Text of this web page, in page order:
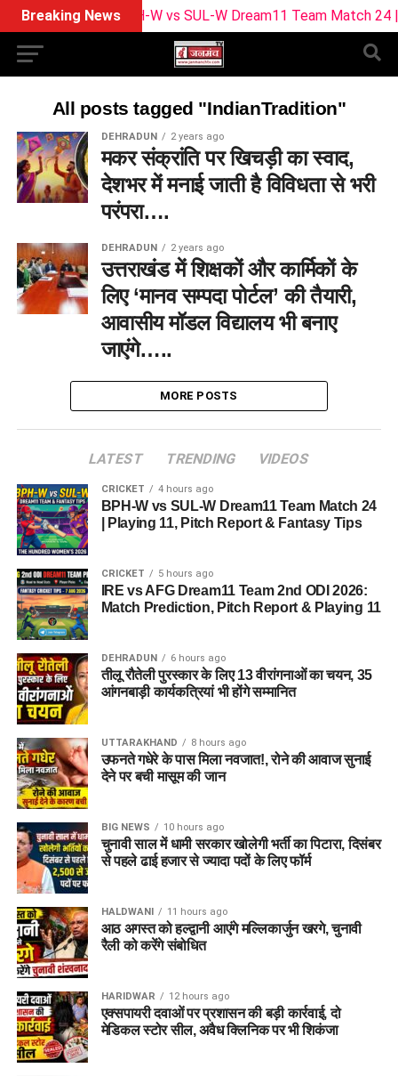
Breaking NewsBPH-W vs SUL-W Dream11 Team Match 24 |
All posts tagged "IndianTradition"
DEHRADUN 2 years ago
मकर संक्रांति पर खिचड़ी का स्वाद,
देशभर में मनाई जाती है विविधता से भरी
परंपरा….
DEHRADUN 2 years ago
उत्तराखंड में शिक्षकों और कार्मिकों के
लिए ‘मानव सम्पदा पोर्टल’ की तैयारी,
आवासीय मॉडल विद्यालय भी बनाए
जाएंगे…..
MORE POSTS
LATEST TRENDING VIDEOS
CRICKET 4 hours ago
BPH-W vs SUL-W Dream11 Team Match 24
| Playing 11, Pitch Report & Fantasy Tips
CRICKET 5 hours ago
IRE vs AFG Dream11 Team 2nd ODI 2026:
Match Prediction, Pitch Report & Playing 11
DEHRADUN 6 hours ago
तीलू रौतेली पुरस्कार के लिए 13 वीरांगनाओं का चयन, 35
आंगनबाड़ी कार्यकत्रियां भी होंगे सम्मानित
UTTARAKHAND 8 hours ago
उफनते गधेरे के पास मिला नवजात!, रोने की आवाज सुनाई
देने पर बची मासूम की जान
BIG NEWS 10 hours ago
चुनावी साल में धामी सरकार खोलेगी भर्ती का पिटारा, दिसंबर
से पहले ढाई हजार से ज्यादा पदों के लिए फॉर्म
HALDWANI 11 hours ago
आठ अगस्त को हल्द्वानी आएंगे मल्लिकार्जुन खरगे, चुनावी
रैली को करेंगे संबोधित
HARIDWAR 12 hours ago
एक्सपायरी दवाओं पर प्रशासन की बड़ी कार्रवाई, दो
मेडिकल स्टोर सील, अवैध क्लिनिक पर भी शिकंजा